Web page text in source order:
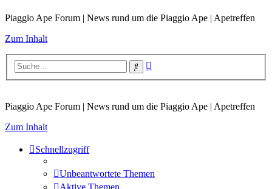
Piaggio Ape Forum | News rund um die Piaggio Ape | Apetreffen
Zum Inhalt
Suche
Piaggio Ape Forum | News rund um die Piaggio Ape | Apetreffen
Zum Inhalt
Schnellzugriff
Unbeantwortete Themen
Aktive Themen